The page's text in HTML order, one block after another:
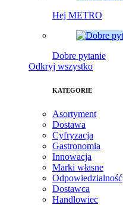
Hej METRO
Dobre pytanie
Odkryj wszystko
KATEGORIE
Asortyment
Dostawa
Cyfryzacja
Gastronomia
Innowacja
Marki własne
Odpowiedzialność
Dostawca
Handlowiec